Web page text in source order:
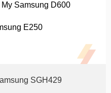
Samsung D600
E250
SGH429